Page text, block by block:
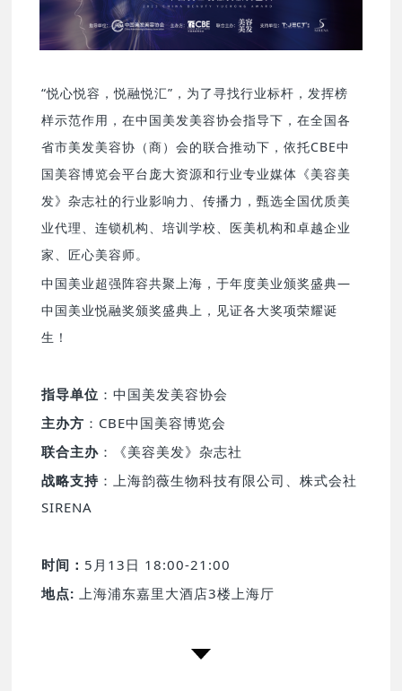
“悦心悦容，悦融悦汇”，为了寻找行业标杆，发挥榜
样示范作用，在中国美发美容协会指导下，在全国各
省市美发美容协（商）会的联合推动下，依托CBE中
国美容博览会平台庞大资源和行业专业媒体《美容美
发》杂志社的行业影响力、传播力，甄选全国优质美
业代理、连锁机构、培训学校、医美机构和卓越企业
家、匠心美容师。
中国美业超强阵容共聚上海，于年度美业颁奖盛典—
中国美业悦融奖颁奖盛典上，见证各大奖项荣耀诞
生！
指导单位 ：中国美发美容协会
主办方 ：CBE中国美容博览会
联合主办 ：《美容美发》杂志社
战略支持 ：上海韵薇生物科技有限公司、株式会社
SIRENA
时间： 5月13日 18:00-21:00
地点: 上海浦东嘉里大酒店3楼上海厅